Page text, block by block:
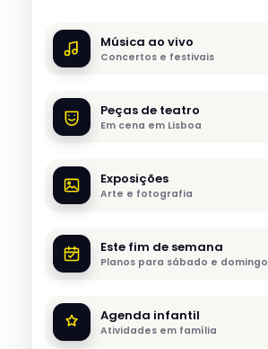
Música ao vivo
Concertos e festivais
Peças de teatro
Em cena em Lisboa
Exposições
Arte e fotografia
Este fim de semana
Planos para sábado e domingo
Agenda infantil
Atividades em família